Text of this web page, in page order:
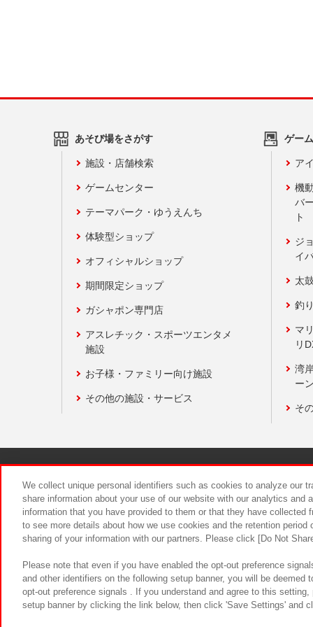
あそび場をさがす
施設・店舗検索
ゲームセンター
テーマパーク・ゆうえんち
体験型ショップ
オフィシャルショップ
期間限定ショップ
ガシャポン専門店
アスレチック・スポーツエンタメ
施設
お子様・ファミリー向け施設
その他の施設・サービス
ゲー
ア
機
バ
ト
ジ
イ
太
釣
マ
リ
湾
ー
そ
食品のご
We collect unique personal identifiers such as cookies to analyze our
share information about your use of our website with our analytics and
information that you have provided to them or that they have
to see more details about how we use cookies and the retention
sharing of your information with our partners. Please click [Do Not
Please note that even if you have enabled the opt-out preference
and other identifiers on the following setup banner, you will be
opt-out preference signals . If you understand and agree to this
setup banner by clicking the link below, then click 'Save Settings' and